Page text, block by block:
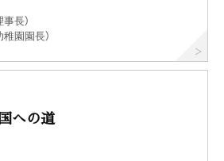
長）
園園長）
への道